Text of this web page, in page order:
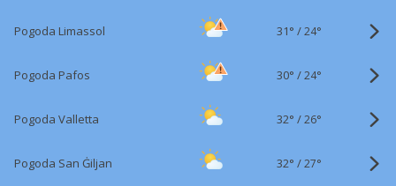
Pogoda Limassol 31° /24°
Pogoda Pafos 30° /24°
Pogoda Valletta 32° /26°
Pogoda San Ġiljan 32° /27°